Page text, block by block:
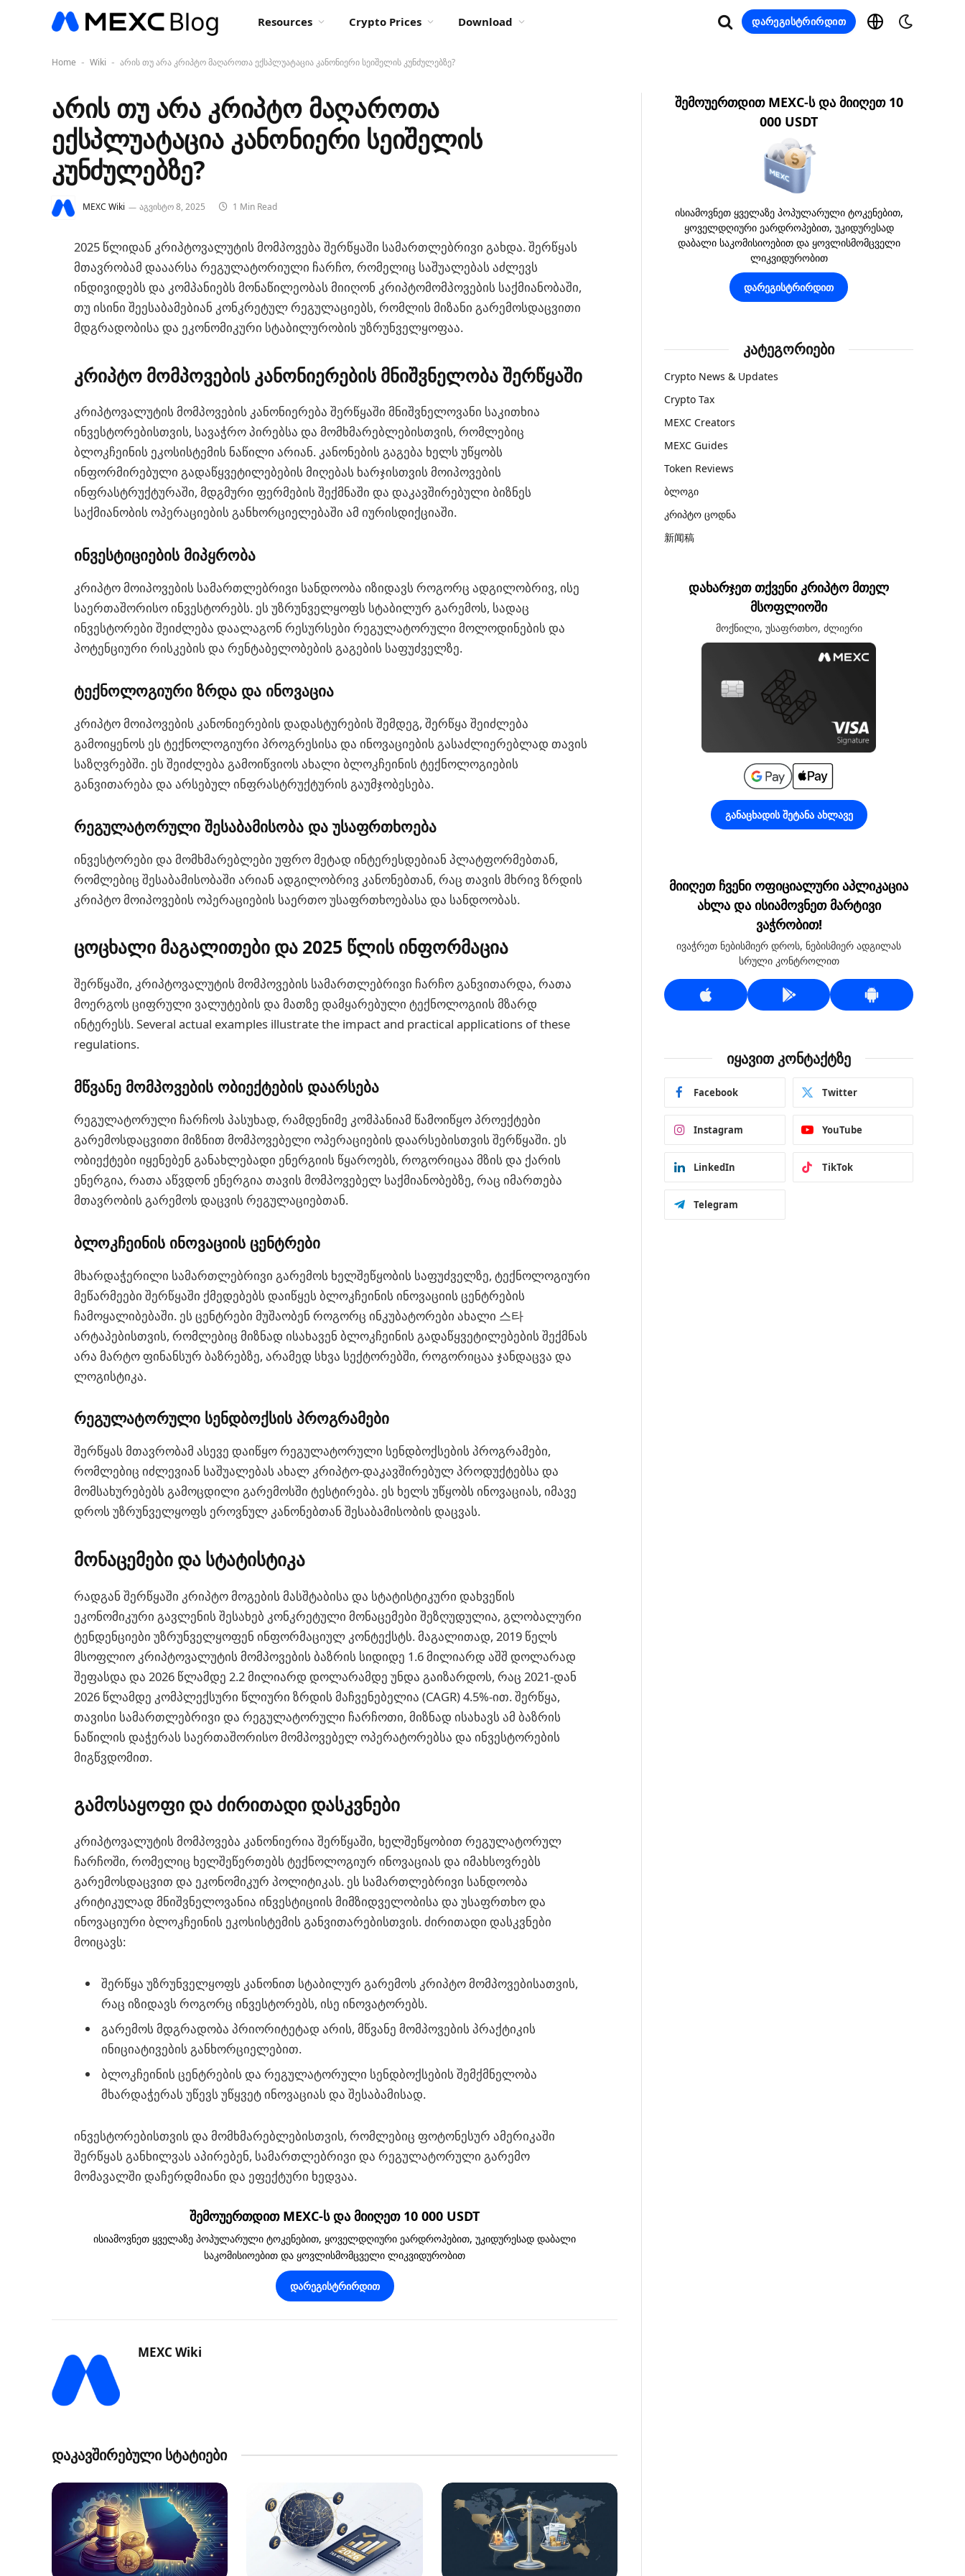
Resources Crypto Prices Download დარეგისტრირდით
Home - Wiki - არის თუ არა კრიპტო მაღაროთა ექსპლუატაცია კანონიერი სეიშელის კუნძულებზე?
არის თუ არა კრიპტო მაღაროთა
ექსპლუატაცია კანონიერი სეიშელის
კუნძულებზე?
MEXC Wiki აგვისტო 8, 2025 1 Min Read
2025 წლიდან კრიპტოვალუტის მომპოვება შერწყაში სამართლებრივი გახდა. შერწყას
მთავრობამ დააარსა რეგულატორიული ჩარჩო, რომელიც საშუალებას აძლევს
ინდივიდებს და კომპანიებს მონაწილეობას მიიღონ კრიპტომომპოვების საქმიანობაში,
თუ ისინი შეესაბამებიან კონკრეტულ რეგულაციებს, რომლის მიზანი გარემოსდაცვითი
მდგრადობისა და ეკონომიკური სტაბილურობის უზრუნველყოფაა.
კრიპტო მომპოვების კანონიერების მნიშვნელობა შერწყაში
კრიპტოვალუტის მომპოვების კანონიერება შერწყაში მნიშვნელოვანი საკითხია
ინვესტორებისთვის, სავაჭრო პირებსა და მომხმარებლებისთვის, რომლებიც
ბლოკჩეინის ეკოსისტემის ნაწილი არიან. კანონების გაგება ხელს უწყობს
ინფორმირებული გადაწყვეტილებების მიღებას ხარჯისთვის მოიპოვების
ინფრასტრუქტურაში, მდგმური ფერმების შექმნაში და დაკავშირებული ბიზნეს
საქმიანობის ოპერაციების განხორციელებაში ამ იურისდიქციაში.
ინვესტიციების მიპყრობა
კრიპტო მოიპოვების სამართლებრივი სანდოობა იზიდავს როგორც ადგილობრივ, ისე
საერთაშორისო ინვესტორებს. ეს უზრუნველყოფს სტაბილურ გარემოს, სადაც
ინვესტორები შეიძლება დაალაგონ რესურსები რეგულატორული მოლოდინების და
პოტენციური რისკების და რენტაბელობების გაგების საფუძველზე.
ტექნოლოგიური ზრდა და ინოვაცია
კრიპტო მოიპოვების კანონიერების დადასტურების შემდეგ, შერწყა შეიძლება
გამოიყენოს ეს ტექნოლოგიური პროგრესისა და ინოვაციების გასაძლიერებლად თავის
საზღვრებში. ეს შეიძლება გამოიწვიოს ახალი ბლოკჩეინის ტექნოლოგიების
განვითარება და არსებულ ინფრასტრუქტურის გაუმჯობესება.
რეგულატორული შესაბამისობა და უსაფრთხოება
ინვესტორები და მომხმარებლები უფრო მეტად ინტერესდებიან პლატფორმებთან,
რომლებიც შესაბამისობაში არიან ადგილობრივ კანონებთან, რაც თავის მხრივ ზრდის
კრიპტო მოიპოვების ოპერაციების საერთო უსაფრთხოებასა და სანდოობას.
ცოცხალი მაგალითები და 2025 წლის ინფორმაცია
შერწყაში, კრიპტოვალუტის მომპოვების სამართლებრივი ჩარჩო განვითარდა, რათა
მოერგოს ციფრული ვალუტების და მათზე დამყარებული ტექნოლოგიის მზარდ
ინტერესს. Several actual examples illustrate the impact and practical applications of these
regulations.
მწვანე მომპოვების ობიექტების დაარსება
რეგულატორული ჩარჩოს პასუხად, რამდენიმე კომპანიამ წამოიწყო პროექტები
გარემოსდაცვითი მიზნით მომპოვებელი ოპერაციების დაარსებისთვის შერწყაში. ეს
ობიექტები იყენებენ განახლებადი ენერგიის წყაროებს, როგორიცაა მზის და ქარის
ენერგია, რათა აწვდონ ენერგია თავის მომპოვებელ საქმიანობებზე, რაც იმართება
მთავრობის გარემოს დაცვის რეგულაციებთან.
ბლოკჩეინის ინოვაციის ცენტრები
მხარდაჭერილი სამართლებრივი გარემოს ხელშეწყობის საფუძველზე, ტექნოლოგიური
მეწარმეები შერწყაში ქმედებებს დაიწყეს ბლოკჩეინის ინოვაციის ცენტრების
ჩამოყალიბებაში. ეს ცენტრები მუშაობენ როგორც ინკუბატორები ახალი 스타
არტაპებისთვის, რომლებიც მიზნად ისახავენ ბლოკჩეინის გადაწყვეტილებების შექმნას
არა მარტო ფინანსურ ბაზრებზე, არამედ სხვა სექტორებში, როგორიცაა ჯანდაცვა და
ლოგისტიკა.
რეგულატორული სენდბოქსის პროგრამები
შერწყას მთავრობამ ასევე დაიწყო რეგულატორული სენდბოქსების პროგრამები,
რომლებიც იძლევიან საშუალებას ახალ კრიპტო-დაკავშირებულ პროდუქტებსა და
მომსახურებებს გამოცდილი გარემოსში ტესტირება. ეს ხელს უწყობს ინოვაციას, იმავე
დროს უზრუნველყოფს ეროვნულ კანონებთან შესაბამისობის დაცვას.
მონაცემები და სტატისტიკა
რადგან შერწყაში კრიპტო მოგების მასშტაბისა და სტატისტიკური დახვეწის
ეკონომიკური გავლენის შესახებ კონკრეტული მონაცემები შეზღუდულია, გლობალური
ტენდენციები უზრუნველყოფენ ინფორმაციულ კონტექსტს. მაგალითად, 2019 წელს
მსოფლიო კრიპტოვალუტის მომპოვების ბაზრის სიდიდე 1.6 მილიარდ აშშ დოლარად
შეფასდა და 2026 წლამდე 2.2 მილიარდ დოლარამდე უნდა გაიზარდოს, რაც 2021-დან
2026 წლამდე კომპლექსური წლიური ზრდის მაჩვენებელია (CAGR) 4.5%-ით. შერწყა,
თავისი სამართლებრივი და რეგულატორული ჩარჩოთი, მიზნად ისახავს ამ ბაზრის
ნაწილის დაჭერას საერთაშორისო მომპოვებელ ოპერატორებსა და ინვესტორების
მიგწვდომით.
გამოსაყოფი და ძირითადი დასკვნები
კრიპტოვალუტის მომპოვება კანონიერია შერწყაში, ხელშეწყობით რეგულატორულ
ჩარჩოში, რომელიც ხელშეწერთებს ტექნოლოგიურ ინოვაციას და იმახსოვრებს
გარემოსდაცვით და ეკონომიკურ პოლიტიკას. ეს სამართლებრივი სანდოობა
კრიტიკულად მნიშვნელოვანია ინვესტიციის მიმზიდველობისა და უსაფრთხო და
ინოვაციური ბლოკჩეინის ეკოსისტემის განვითარებისთვის. ძირითადი დასკვნები
მოიცავს:
შერწყა უზრუნველყოფს კანონით სტაბილურ გარემოს კრიპტო მომპოვებისათვის,
რაც იზიდავს როგორც ინვესტორებს, ისე ინოვატორებს.
გარემოს მდგრადობა პრიორიტეტად არის, მწვანე მომპოვების პრაქტიკის
ინიციატივების განხორციელებით.
ბლოკჩეინის ცენტრების და რეგულატორული სენდბოქსების შემქმნელობა
მხარდაჭერას უწევს უწყვეტ ინოვაციას და შესაბამისად.
ინვესტორებისთვის და მომხმარებლებისთვის, რომლებიც ფოტონესურ ამერიკაში
შერწყას განხილვას აპირებენ, სამართლებრივი და რეგულატორული გარემო
მომავალში დაჩერდმიანი და ეფექტური ხედვაა.
შემოუერთდით MEXC-ს და მიიღეთ 10 000 USDT
ისიამოვნეთ ყველაზე პოპულარული ტოკენებით, ყოველდღიური ეარდროპებით, უკიდურესად დაბალი
საკომისიოებით და ყოვლისმომცველი ლიკვიდურობით
დარეგისტრირდით
MEXC Wiki
დაკავშირებული სტატიები
შემოუერთდით MEXC-ს და მიიღეთ 10
000 USDT
ისიამოვნეთ ყველაზე პოპულარული ტოკენებით,
ყოველდღიური ეარდროპებით, უკიდურესად
დაბალი საკომისიოებით და ყოვლისმომცველი
ლიკვიდურობით
დარეგისტრირდით
კატეგორიები
Crypto News & Updates
Crypto Tax
MEXC Creators
MEXC Guides
Token Reviews
ბლოგი
კრიპტო ცოდნა
新闻稿
დახარჯეთ თქვენი კრიპტო მთელ
მსოფლიოში
მოქნილი, უსაფრთხო, ძლიერი
განაცხადის შეტანა ახლავე
მიიღეთ ჩვენი ოფიციალური აპლიკაცია
ახლა და ისიამოვნეთ მარტივი
ვაჭრობით!
ივაჭრეთ ნებისმიერ დროს, ნებისმიერ ადგილას
სრული კონტროლით
იყავით კონტაქტზე
Facebook Twitter
Instagram YouTube
LinkedIn TikTok
Telegram